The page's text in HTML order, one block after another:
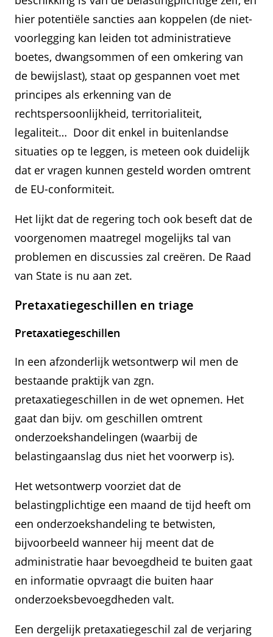
hier potentiële sancties aan koppelen (de niet-
voorlegging kan leiden tot administratieve
boetes, dwangsommen of een omkering van
de bewijslast), staat op gespannen voet met
principes als erkenning van de
rechtspersoonlijkheid, territorialiteit,
legaliteit… Door dit enkel in buitenlandse
situaties op te leggen, is meteen ook duidelijk
dat er vragen kunnen gesteld worden omtrent
de EU-conformiteit.
Het lijkt dat de regering toch ook beseft dat de
voorgenomen maatregel mogelijks tal van
problemen en discussies zal creëren. De Raad
van State is nu aan zet.
Pretaxatiegeschillen en triage
Pretaxatiegeschillen
In een afzonderlijk wetsontwerp wil men de
bestaande praktijk van zgn.
pretaxatiegeschillen in de wet opnemen. Het
gaat dan bijv. om geschillen omtrent
onderzoekshandelingen (waarbij de
belastingaanslag dus niet het voorwerp is).
Het wetsontwerp voorziet dat de
belastingplichtige een maand de tijd heeft om
een onderzoekshandeling te betwisten,
bijvoorbeeld wanneer hij meent dat de
administratie haar bevoegdheid te buiten gaat
en informatie opvraagt die buiten haar
onderzoeksbevoegdheden valt.
Een dergelijk pretaxatiegeschil zal de verjaring